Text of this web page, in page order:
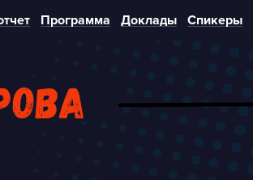
Программа Доклады Спикеры